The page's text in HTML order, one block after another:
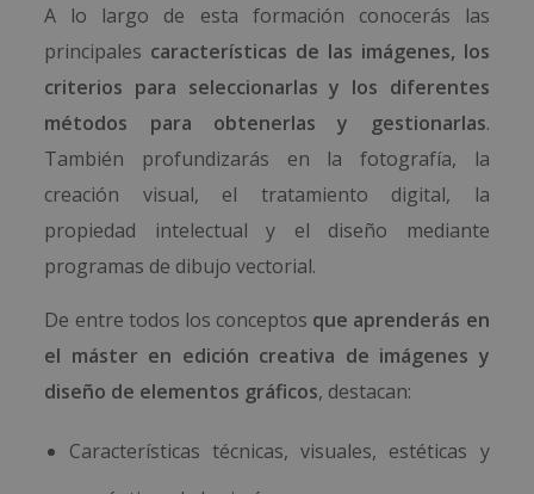
A lo largo de esta formación conocerás las
principales características de las imágenes, los
criterios para seleccionarlas y los diferentes
métodos para obtenerlas y gestionarlas.
También profundizarás en la fotografía, la
creación visual, el tratamiento digital, la
propiedad intelectual y el diseño mediante
programas de dibujo vectorial.
De entre todos los conceptos que aprenderás en
el máster en edición creativa de imágenes y
diseño de elementos gráficos, destacan:
Características técnicas, visuales, estéticas y